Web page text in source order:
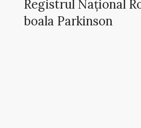
Registrul Naţional
boala Parkinson